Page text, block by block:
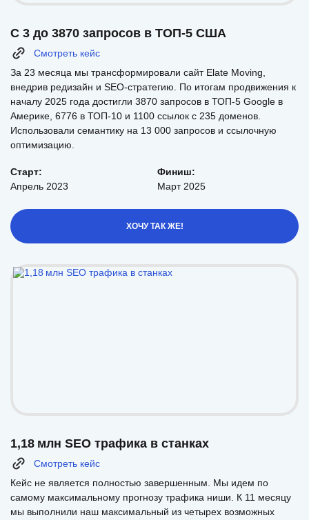
С 3 до 3870 запросов в ТОП-5 США
Смотреть кейс
За 23 месяца мы трансформировали сайт Elate Moving,
внедрив редизайн и SEO-стратегию. По итогам продвижения к
началу 2025 года достигли 3870 запросов в ТОП-5 Google в
Америке, 6776 в ТОП-10 и 1100 ссылок с 235 доменов.
Использовали семантику на 13 000 запросов и ссылочную
оптимизацию.
Старт:
Апрель 2023
Финиш:
Март 2025
ХОЧУ ТАК ЖЕ!
1,18 млн SEO трафика в станках
Смотреть кейс
Кейс не является полностью завершенным. Мы идем по
самому максимальному прогнозу трафика ниши. К 11 месяцу
мы выполнили наш максимальный из четырех возможных